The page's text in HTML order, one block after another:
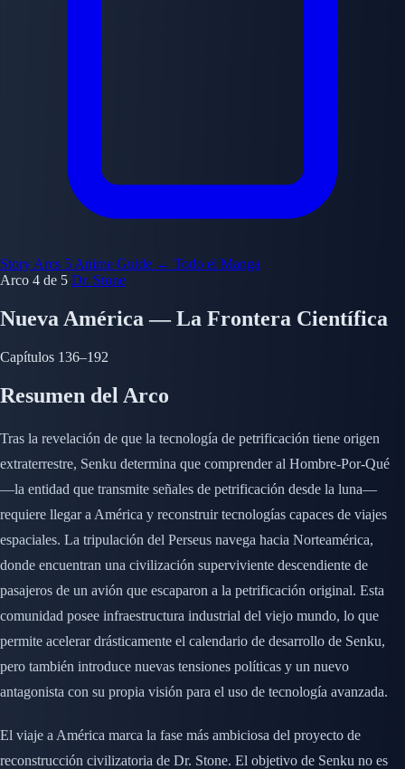
Story Arcs 5 Anime Guide ← Todo el Manga
Arco 4 de 5 Dr. Stone
Nueva América — La Frontera Científica
Capítulos 136–192
Resumen del Arco
Tras la revelación de que la tecnología de petrificación tiene origen
extraterrestre, Senku determina que comprender al Hombre-Por-Qué
—la entidad que transmite señales de petrificación desde la luna—
requiere llegar a América y reconstruir tecnologías capaces de viajes
espaciales. La tripulación del Perseus navega hacia Norteamérica,
donde encuentran una civilización superviviente descendiente de
pasajeros de un avión que escaparon a la petrificación original. Esta
comunidad posee infraestructura industrial del viejo mundo, lo que
permite acelerar drásticamente el calendario de desarrollo de Senku,
pero también introduce nuevas tensiones políticas y un nuevo
antagonista con su propia visión para el uso de tecnología avanzada.
El viaje a América marca la fase más ambiciosa del proyecto de
reconstrucción civilizatoria de Dr. Stone. El objetivo de Senku no es